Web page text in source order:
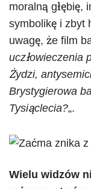
moralną głębię,
symbolikę i zbyt
uwagę, że film
uczłowieczenia
Żydzi,
Brystygierowa
Tysiąclecia?„.
Wielu widzów